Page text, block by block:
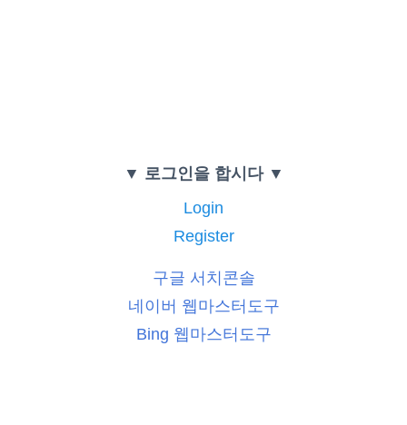
▼ 로그인을 합시다 ▼
Login
Register
구글 서치콘솔
네이버 웹마스터도구
Bing 웹마스터도구